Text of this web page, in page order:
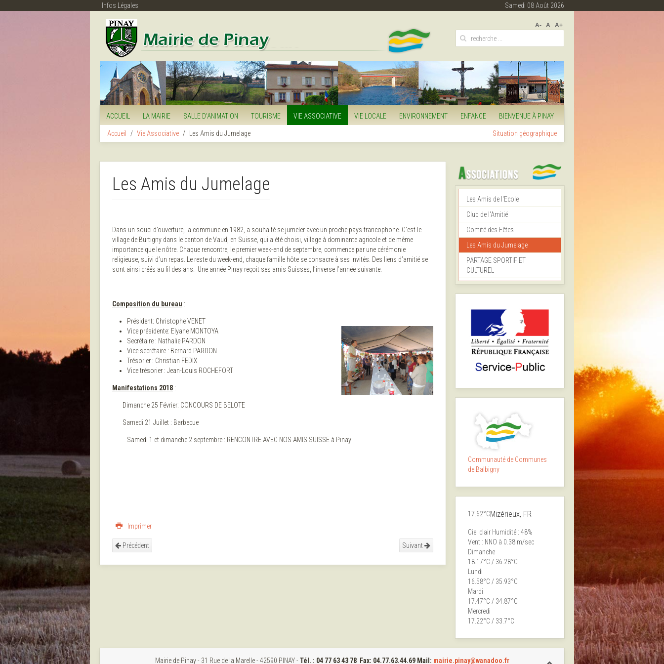
Infos Légales Samedi 08 Août 2026
A- A A+
ACCUEIL LA MAIRIE SALLE D'ANIMATION TOURISME VIE ASSOCIATIVE VIE LOCALE ENVIRONNEMENT ENFANCE BIENVENUE À PINAY
Accueil Vie Associative Les Amis du Jumelage Situation géographique
Les Amis du Jumelage
Dans un souci d’ouverture, la commune en 1982, a souhaité se jumeler avec un proche pays francophone. C’est le
village de Burtigny dans le canton de Vaud, en Suisse, qui a été choisi, village à dominante agricole et de même
importance que le nôtre. Chaque rencontre, le premier week-end de septembre, commence par une cérémonie
religieuse, suivi d’un repas. Le reste du week-end, chaque famille hôte se consacre à ses invités. Des liens d’amitié se
sont ainsi créés au fil des ans. Une année Pinay reçoit ses amis Suisses, l’inverse l’année suivante.
Composition du bureau :
Président: Christophe VENET
Vice présidente: Elyane MONTOYA
Secrétaire : Nathalie PARDON
Vice secrétaire : Bernard PARDON
Trésorier : Christian FEDIX
Vice trésorier : Jean-Louis ROCHEFORT
Manifestations 2018 :
Dimanche 25 Février: CONCOURS DE BELOTE
Samedi 21 Juillet : Barbecue
Samedi 1 et dimanche 2 septembre : RENCONTRE AVEC NOS AMIS SUISSE à Pinay
Imprimer
Précédent Suivant
Les Amis de l'Ecole
Club de l'Amitié
Comité des Fêtes
Les Amis du Jumelage
PARTAGE SPORTIF ET
CULTUREL
Communauté de Communes
de Balbigny
17.62°CMizérieux, FR
Ciel clair Humidité : 48%
Vent : NNO à 0.38 m/sec
Dimanche
18.17°C / 36.28°C
Lundi
16.58°C / 35.93°C
Mardi
17.47°C / 34.87°C
Mercredi
17.22°C / 33.7°C
Mairie de Pinay - 31 Rue de la Marelle - 42590 PINAY -Tél. : 04 77 63 43 78 Fax: 04.77.63.44.69 Mail: mairie.pinay@wanadoo.fr